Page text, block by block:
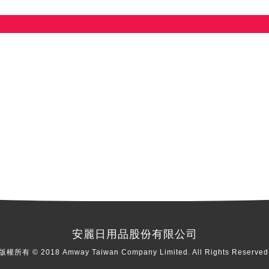
安麗日用品股份有限公司
權所有 © 2018 Amway Taiwan Company Limited. All Rights